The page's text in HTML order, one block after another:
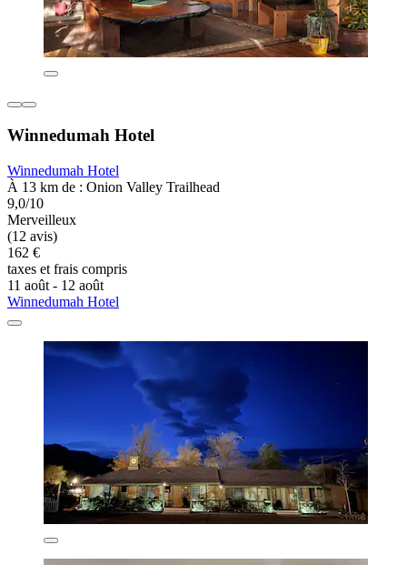
Winnedumah Hotel
Winnedumah Hotel
À 13 km de : Onion Valley Trailhead
9,0/10
Merveilleux
(12 avis)
162 €
taxes et frais compris
11 août - 12 août
Winnedumah Hotel